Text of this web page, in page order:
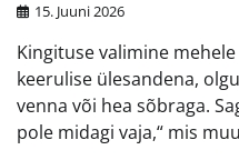
15. Juuni 2026
Kingituse valimine
keerulise ülesandena,
venna või hea sõbraga.
pole midagi vaja,“ mis